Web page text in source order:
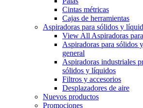
Cintas métricas
Cajas de herramientas
Aspiradoras para sólidos y
View All Aspiradoras
Aspiradoras para sólidos
general
Aspiradoras industriales
sólidos y líquidos
Filtros y accesorios
Desplazadores de aire
Nuevos productos
Promociones